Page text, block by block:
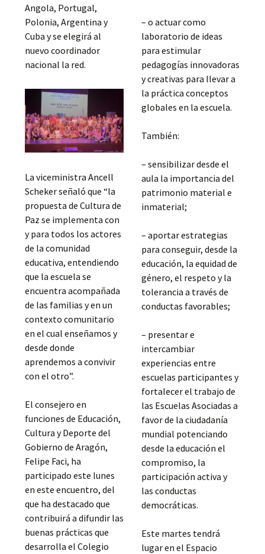
Angola, Portugal,
Polonia, Argentina y
Cuba y se elegirá al
nuevo coordinador
nacional la red.
La viceministra Ancell
Scheker señaló que “la
propuesta de Cultura de
Paz se implementa con
y para todos los actores
de la comunidad
educativa, entendiendo
que la escuela se
encuentra acompañada
de las familias y en un
contexto comunitario
en el cual enseñamos y
desde donde
aprendemos a convivir
con el otro”.
El consejero en
funciones de Educación,
Cultura y Deporte del
Gobierno de Aragón,
Felipe Faci, ha
participado este lunes
en este encuentro, del
que ha destacado que
contribuirá a difundir las
buenas prácticas que
desarrolla el Colegio
– o actuar como
laboratorio de ideas
para estimular
pedagogías innovadoras
y creativas para llevar a
la práctica conceptos
globales en la escuela.
También:
– sensibilizar desde el
aula la importancia del
patrimonio material e
inmaterial;
– aportar estrategias
para conseguir, desde la
educación, la equidad de
género, el respeto y la
tolerancia a través de
conductas favorables;
– presentar e
intercambiar
experiencias entre
escuelas participantes y
fortalecer el trabajo de
las Escuelas Asociadas a
favor de la ciudadanía
mundial potenciando
desde la educación el
compromiso, la
participación activa y
las conductas
democráticas.
Este martes tendrá
lugar en el Espacio